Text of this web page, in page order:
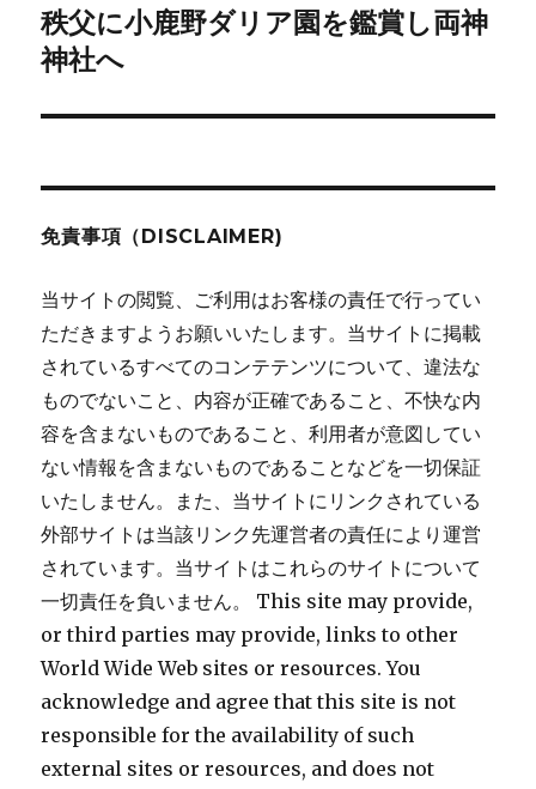
ゲ
ー
シ
ン
次
の
稿:
秩父に小鹿野ダリア園を鑑賞し両神
神社へ
免責事項（DISCLAIMER)
当サイトの閲覧、ご利用はお客様の責任で行ってい
ただきますようお願いいたします。当サイトに掲載
されているすべてのコンテテンツについて、違法な
ものでないこと、内容が正確であること、不快な内
容を含まないものであること、利用者が意図してい
ない情報を含まないものであることなどを一切保証
いたしません。また、当サイトにリンクされている
外部サイトは当該リンク先運営者の責任により運営
されています。当サイトはこれらのサイトについて
一切責任を負いません。 This site may provide,
or third parties may provide, links to other
World Wide Web sites or resources. You
acknowledge and agree that this site is not
responsible for the availability of such
external sites or resources, and does not